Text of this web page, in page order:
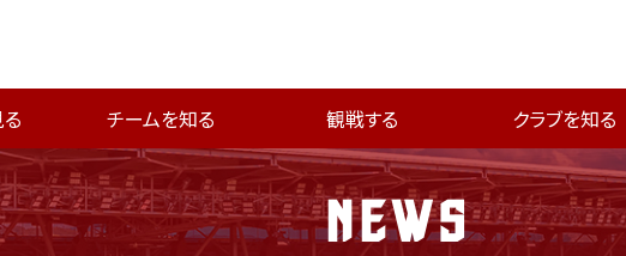
チームを知る 観戦する クラブを知る
NEWS